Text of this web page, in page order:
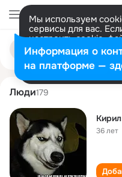
Мы используем
сервисы для вас.
настроить cookie-
представитель.
Разрешить все
Поиск
людям
kirill koshkin
Люди179
36 лет
Информация о
на платформе —